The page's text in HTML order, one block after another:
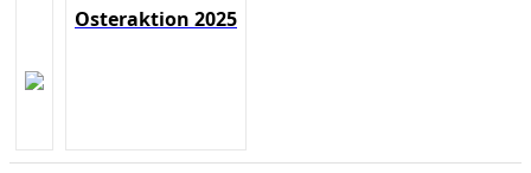
Osteraktion 2025